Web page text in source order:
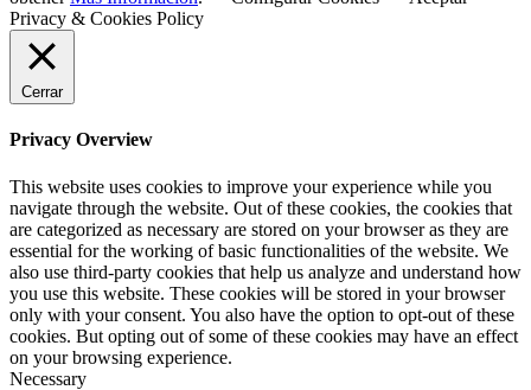
Privacy & Cookies Policy
Cerrar
Privacy Overview
This website uses cookies to improve your experience while you
navigate through the website. Out of these cookies, the cookies that
are categorized as necessary are stored on your browser as they are
essential for the working of basic functionalities of the website. We
also use third-party cookies that help us analyze and understand how
you use this website. These cookies will be stored in your browser
only with your consent. You also have the option to opt-out of these
cookies. But opting out of some of these cookies may have an effect
on your browsing experience.
Necessary